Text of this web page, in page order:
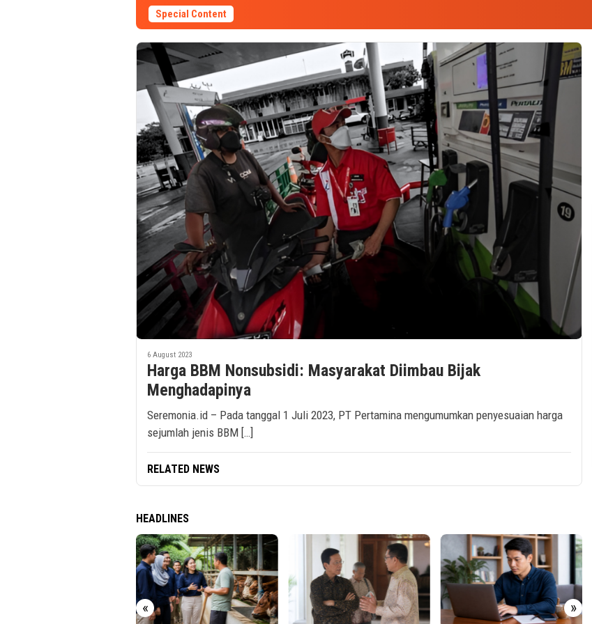
Special Content
6 August 2023
Harga BBM Nonsubsidi: Masyarakat Diimbau Bijak
Menghadapinya
Seremonia.id – Pada tanggal 1 Juli 2023, PT Pertamina mengumumkan penyesuaian harga
sejumlah jenis BBM […]
RELATED NEWS
HEADLINES
« »